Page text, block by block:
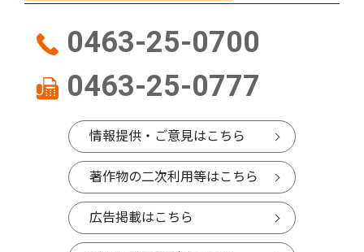
0463-25-0700
0463-25-0777
情報提供・ご意見はこちら
著作物の二次利用等はこちら
広告掲載はこちら